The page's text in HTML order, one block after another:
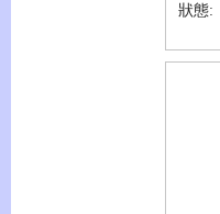
狀態: